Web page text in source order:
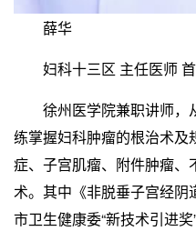
薛华
妇科十三区 主任医师 首
徐州医学院兼职讲师，
练掌握妇科肿瘤的根治术及
症、子宫肌瘤、附件肿瘤
术。其中《非脱垂子宫经
市卫生健康委“新技术引进